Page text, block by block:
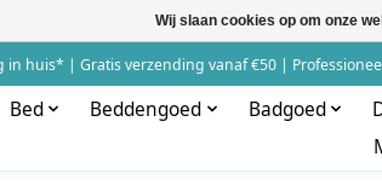
in huis* | Gratis verzending vanaf €50 |
Bed Beddengoed Badgoed
Wij slaan cookies op om onze